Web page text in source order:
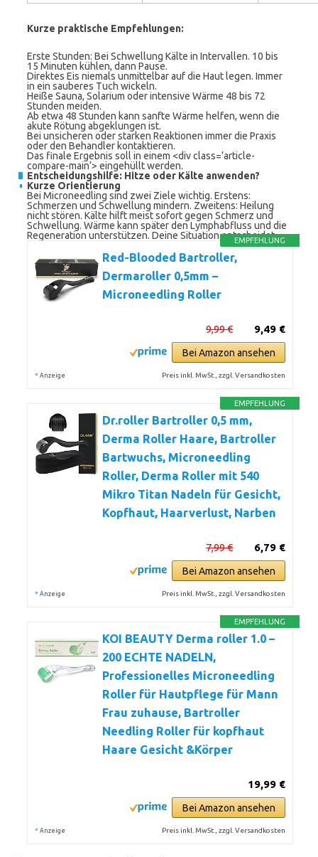
Kurze praktische Empfehlungen:
Erste Stunden: Bei Schwellung Kälte in Intervallen. 10 bis
15 Minuten kühlen, dann Pause.
Direktes Eis niemals unmittelbar auf die Haut legen. Immer
in ein sauberes Tuch wickeln.
Heiße Sauna, Solarium oder intensive Wärme 48 bis 72
Stunden meiden.
Ab etwa 48 Stunden kann sanfte Wärme helfen, wenn die
akute Rötung abgeklungen ist.
Bei unsicheren oder starken Reaktionen immer die Praxis
oder den Behandler kontaktieren.
Das finale Ergebnis soll in einem <div class=’article-
compare-main‘> eingehüllt werden.
Entscheidungshilfe: Hitze oder Kälte anwenden?
Kurze Orientierung
Bei Microneedling sind zwei Ziele wichtig. Erstens:
Schmerzen und Schwellung mindern. Zweitens: Heilung
nicht stören. Kälte hilft meist sofort gegen Schmerz und
Schwellung. Wärme kann später den Lymphabfluss und die
Regeneration unterstützen. Deine Situation entscheidet.
EMPFEHLUNG
Red-Blooded Bartroller,
Dermaroller 0,5mm –
Microneedling Roller
9,49 €
9,99 €
Bei Amazon ansehen
* Anzeige Preis inkl. MwSt., zzgl. Versandkosten
EMPFEHLUNG
Dr.roller Bartroller 0,5 mm,
Derma Roller Haare, Bartroller
Bartwuchs, Microneedling
Roller, Derma Roller mit 540
Mikro Titan Nadeln für Gesicht,
Kopfhaut, Haarverlust, Narben
6,79 €
7,99 €
Bei Amazon ansehen
* Anzeige Preis inkl. MwSt., zzgl. Versandkosten
EMPFEHLUNG
KOI BEAUTY Derma roller 1.0 –
200 ECHTE NADELN,
Professionelles Microneedling
Roller für Hautpflege für Mann
Frau zuhause, Bartroller
Needling Roller für kopfhaut
Haare Gesicht &Körper
19,99 €
Bei Amazon ansehen
* Anzeige Preis inkl. MwSt., zzgl. Versandkosten